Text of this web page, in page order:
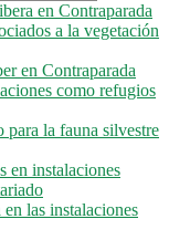
en Contraparada
a la vegetación
en Contraparada
como refugios
para la fauna silvestre
en instalaciones
las instalaciones